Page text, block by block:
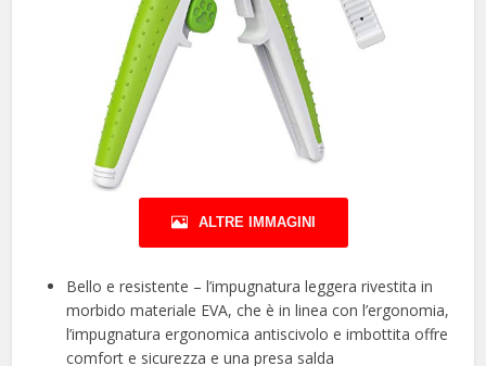
ALTRE IMMAGINI
Bello e resistente – l’impugnatura leggera rivestita in
morbido materiale EVA, che è in linea con l’ergonomia,
l’impugnatura ergonomica antiscivolo e imbottita offre
comfort e sicurezza e una presa salda